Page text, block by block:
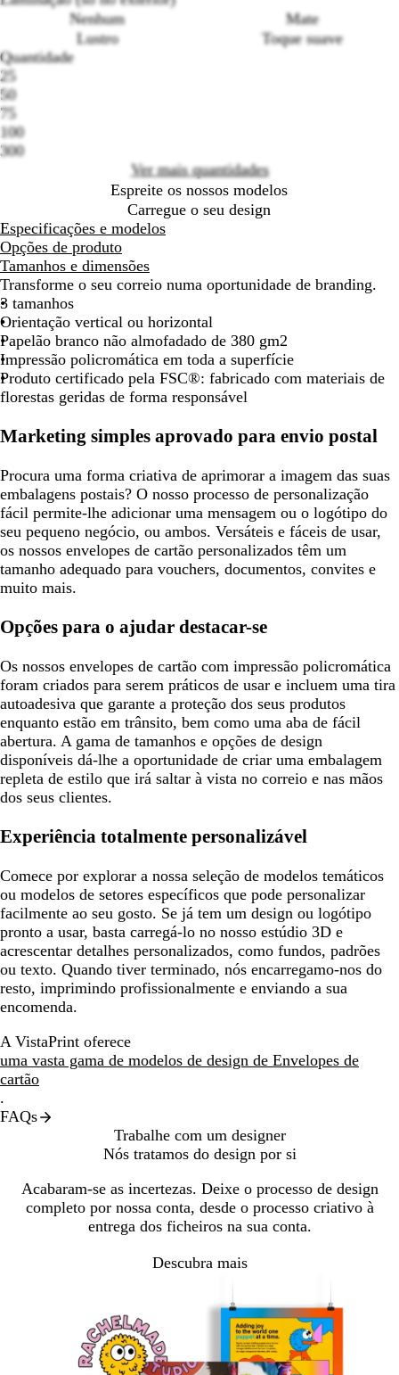
Nenhum
Mate
Lustro
Toque suave
Quantidade
25
50
75
100
300
Ver mais quantidades
Espreite os nossos modelos
Carregue o seu design
Especificações e modelos
Opções de produto
Tamanhos e dimensões
Transforme o seu correio numa oportunidade de branding.
3 tamanhos
Orientação vertical ou horizontal
Papelão branco não almofadado de 380 gm2
Impressão policromática em toda a superfície
Produto certificado pela FSC®: fabricado com materiais de
florestas geridas de forma responsável
Marketing simples aprovado para envio postal
Procura uma forma criativa de aprimorar a imagem das suas
embalagens postais? O nosso processo de personalização
fácil permite-lhe adicionar uma mensagem ou o logótipo do
seu pequeno negócio, ou ambos. Versáteis e fáceis de usar,
os nossos envelopes de cartão personalizados têm um
tamanho adequado para vouchers, documentos, convites e
muito mais.
Opções para o ajudar destacar-se
Os nossos envelopes de cartão com impressão policromática
foram criados para serem práticos de usar e incluem uma tira
autoadesiva que garante a proteção dos seus produtos
enquanto estão em trânsito, bem como uma aba de fácil
abertura. A gama de tamanhos e opções de design
disponíveis dá-lhe a oportunidade de criar uma embalagem
repleta de estilo que irá saltar à vista no correio e nas mãos
dos seus clientes.
Experiência totalmente personalizável
Comece por explorar a nossa seleção de modelos temáticos
ou modelos de setores específicos que pode personalizar
facilmente ao seu gosto. Se já tem um design ou logótipo
pronto a usar, basta carregá-lo no nosso estúdio 3D e
acrescentar detalhes personalizados, como fundos, padrões
ou texto. Quando tiver terminado, nós encarregamo-nos do
resto, imprimindo profissionalmente e enviando a sua
encomenda.
A VistaPrint oferece
uma vasta gama de modelos de design de Envelopes de
cartão
.
FAQs
Trabalhe com um designer
Nós tratamos do design por si
Acabaram-se as incertezas. Deixe o processo de design
completo por nossa conta, desde o processo criativo à
entrega dos ficheiros na sua conta.
Descubra mais